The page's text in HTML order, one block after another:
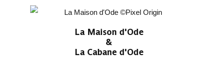
La Maison d'Ode
&
La Cabane d'Ode